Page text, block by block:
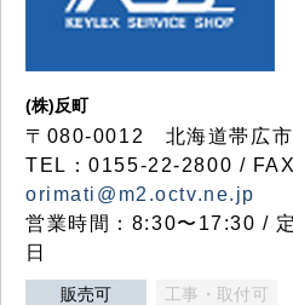
(株)反町
〒080-0012 北海道帯広
TEL：0155-22-2800 /
orimati@m2.octv.ne.jp
営業時間：8:30〜17:30 /
日
販売可 工事・取付可